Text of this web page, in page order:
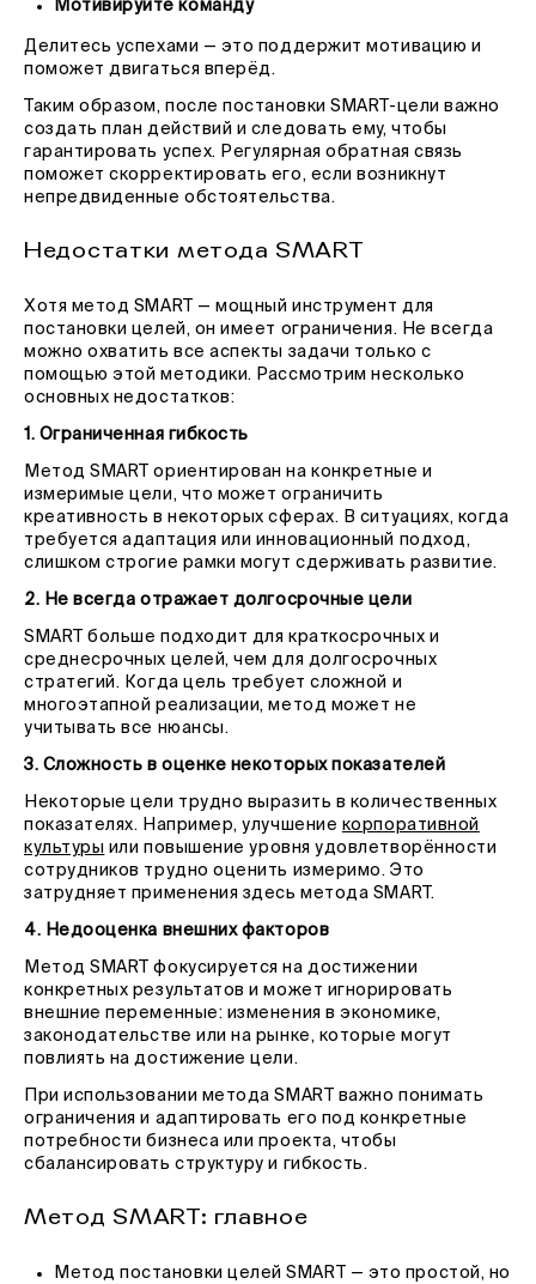
Мотивируйте команду
Делитесь успехами — это поддержит мотивацию и
поможет двигаться вперёд.
Таким образом, после постановки SMART-цели важно
создать план действий и следовать ему, чтобы
гарантировать успех. Регулярная обратная связь
поможет скорректировать его, если возникнут
непредвиденные обстоятельства.
Недостатки метода SMART
Хотя метод SMART — мощный инструмент для
постановки целей, он имеет ограничения. Не всегда
можно охватить все аспекты задачи только с
помощью этой методики. Рассмотрим несколько
основных недостатков:
1. Ограниченная гибкость
Метод SMART ориентирован на конкретные и
измеримые цели, что может ограничить
креативность в некоторых сферах. В ситуациях, когда
требуется адаптация или инновационный подход,
слишком строгие рамки могут сдерживать развитие.
2. Не всегда отражает долгосрочные цели
SMART больше подходит для краткосрочных и
среднесрочных целей, чем для долгосрочных
стратегий. Когда цель требует сложной и
многоэтапной реализации, метод может не
учитывать все нюансы.
3. Сложность в оценке некоторых показателей
Некоторые цели трудно выразить в количественных
показателях. Например, улучшение корпоративной
культуры или повышение уровня удовлетворённости
сотрудников трудно оценить измеримо. Это
затрудняет применения здесь метода SMART.
4. Недооценка внешних факторов
Метод SMART фокусируется на достижении
конкретных результатов и может игнорировать
внешние переменные: изменения в экономике,
законодательстве или на рынке, которые могут
повлиять на достижение цели.
При использовании метода SMART важно понимать
ограничения и адаптировать его под конкретные
потребности бизнеса или проекта, чтобы
сбалансировать структуру и гибкость.
Метод SMART: главное
Метод постановки целей SMART — это простой, но